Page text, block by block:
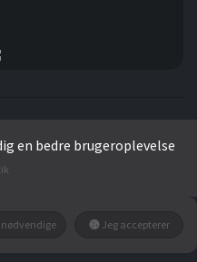
en bedre brugeroplevelse
nødvendige Jeg accepterer